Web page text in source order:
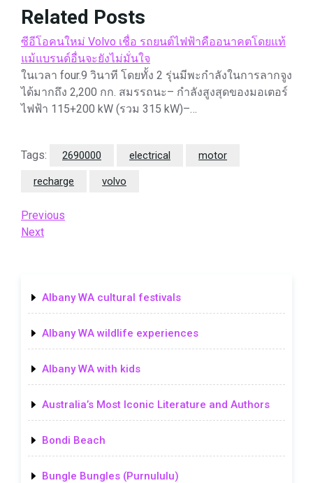
Related Posts
ซีอีโอคนใหม่ Volvo เชื่อ รถยนต์ไฟฟ้าคืออนาคตโดยแท้
แม้แบรนด์อื่นจะยังไม่มั่นใจ
ในเวลา four.9 วินาที โดยทั้ง 2 รุ่นมีพะกำลังในการลากจูง
ได้มากถึง 2,200 กก. สมรรถนะ– กำลังสูงสุดของมอเตอร์
ไฟฟ้า 115+200 kW (รวม 315 kW)–…
Tags: 2690000 electrical motor
recharge volvo
Post
navigation
Previous
Post
Previous
Next
Next
Albany WA cultural festivals
Albany WA wildlife experiences
Albany WA with kids
Australia’s Most Iconic Literature and Authors
Bondi Beach
Bungle Bungles (Purnululu)